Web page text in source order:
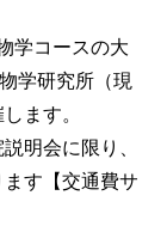
学コースの大
学研究所（現
ます。
明会に限り、
す【交通費サ